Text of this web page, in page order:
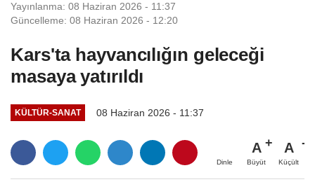
Yayınlanma: 08 Haziran 2026 - 11:37
Güncelleme: 08 Haziran 2026 - 12:20
Kars'ta hayvancılığın geleceği
masaya yatırıldı
KÜLTÜR-SANAT 08 Haziran 2026 - 11:37
Dinle
A
Büyüt
A
Küçült